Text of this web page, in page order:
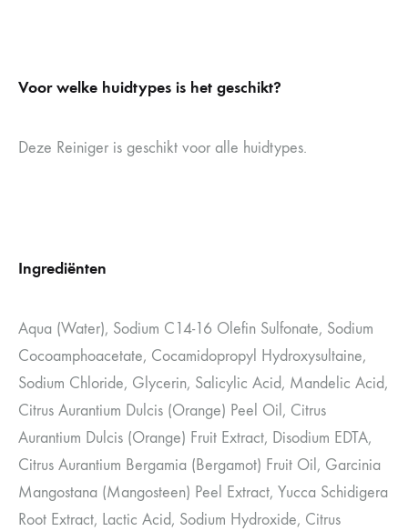
Voor welke huidtypes is het geschikt?
Deze Reiniger is geschikt voor alle huidtypes.
Ingrediënten
Aqua (Water), Sodium C14-16 Olefin Sulfonate, Sodium
Cocoamphoacetate, Cocamidopropyl Hydroxysultaine,
Sodium Chloride, Glycerin, Salicylic Acid, Mandelic Acid,
Citrus Aurantium Dulcis (Orange) Peel Oil, Citrus
Aurantium Dulcis (Orange) Fruit Extract, Disodium EDTA,
Citrus Aurantium Bergamia (Bergamot) Fruit Oil, Garcinia
Mangostana (Mangosteen) Peel Extract, Yucca Schidigera
Root Extract, Lactic Acid, Sodium Hydroxide, Citrus